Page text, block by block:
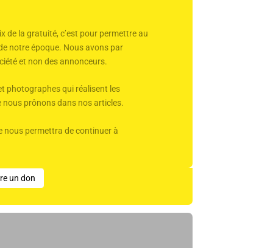
de la gratuité, c’est pour permettre au
notre époque. Nous avons par
et non des annonceurs.
photographes qui réalisent les
nous prônons dans nos articles.
nous permettra de continuer à
un don